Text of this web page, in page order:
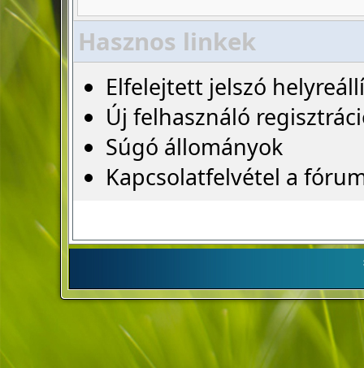
Hasznos linkek
Elfelejtett jelszó
Új felhasználó
Súgó állományok
Kapcsolatfelvétel a